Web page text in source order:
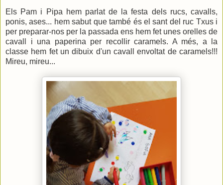
Els Pam i Pipa hem parlat de la festa dels rucs, cavalls,
ponis, ases... hem sabut que també és el sant del ruc Txus i
per preparar-nos per la passada ens hem fet unes orelles de
cavall i una paperina per recollir caramels. A més, a la
classe hem fet un dibuix d'un cavall envoltat de caramels!!!
Mireu, mireu...